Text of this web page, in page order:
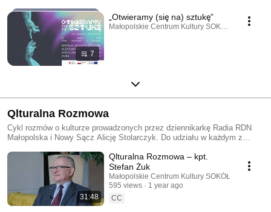
7
„Otwieramy (się na) sztukę”
Małopolskie Centrum Kultury SOKÓŁ · Playlist
Qlturalna Rozmowa
Cykl rozmów o kulturze prowadzonych przez dziennikarkę Radia RDN
Małopolska i Nowy Sącz Alicję Stolarczyk. Do udziału w każdym z
#QlturalnaRozmowa
31:48
Qlturalna Rozmowa – kpt.
Stefan Żuk
Małopolskie Centrum Kultury SOKÓŁ
595 views
1 year ago
CC